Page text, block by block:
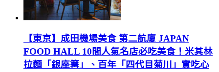
【東京】成田機場美食 第二航廈 JAPAN
FOOD HALL 10間人氣名店必吃美食！米其林
拉麵「銀座篝」、百年「四代目菊川」實吃心